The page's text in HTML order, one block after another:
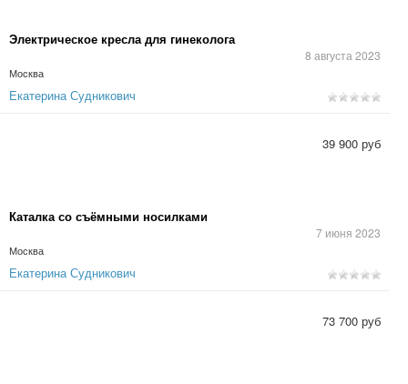
Электрическое кресла для гинеколога
8 августа 2023
Москва
Екатерина Судникович
Каталка со съёмными носилками
7 июня 2023
Москва
39 900 руб
Екатерина Судникович
73 700 руб